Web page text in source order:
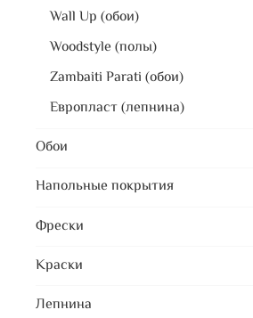
Wall Up (обои)
Woodstyle (полы)
Zambaiti Parati (обои)
Европласт (лепнина)
Обои
Напольные покрытия
Фрески
Краски
Лепнина